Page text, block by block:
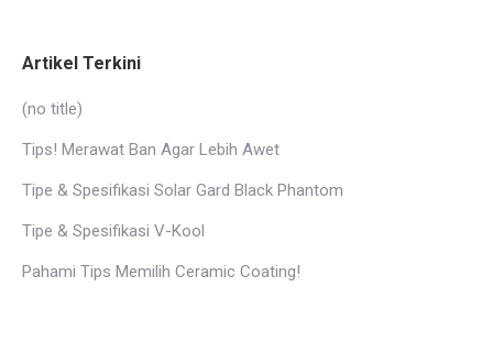
Artikel Terkini
(no title)
Tips! Merawat Ban Agar Lebih Awet
Tipe & Spesifikasi Solar Gard Black Phantom
Tipe & Spesifikasi V-Kool
Pahami Tips Memilih Ceramic Coating!